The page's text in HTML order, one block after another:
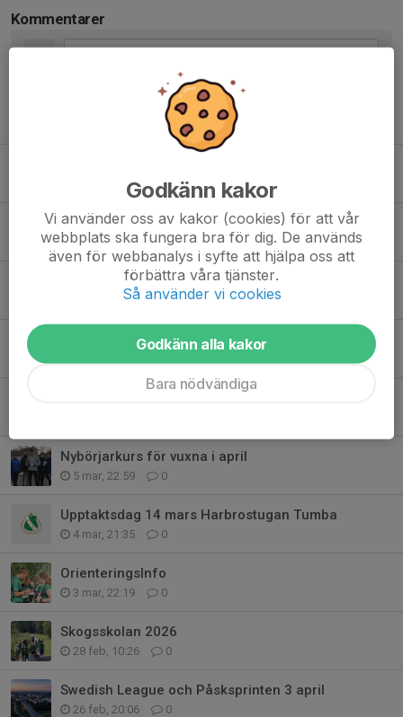
Kommentarer
22 jun, 12:31 1
Välkommen till Järvastadsloppet 2026
8 maj, 17:17 0
Sprint KM 23 maj!
6 maj, 15:30 0
SOFT:s förtjänstdiplom till Bengt
Nybörjarkurs för vuxna i april
5 mar, 22:59 0
Upptaktsdag 14 mars Harbrostugan Tumba
4 mar, 21:35 0
OrienteringsInfo
3 mar, 22:19 0
Skogsskolan 2026
28 feb, 10:26 0
Swedish League och Påsksprinten 3 april
26 feb, 20:06 0
Godkänn kakor
Vi använder oss av kakor (cookies) för att vår
webbplats ska fungera bra för dig. De används
även för webbanalys i syfte att hjälpa oss att
förbättra våra tjänster.
Så använder vi cookies
Godkänn alla kakor
Bara nödvändiga